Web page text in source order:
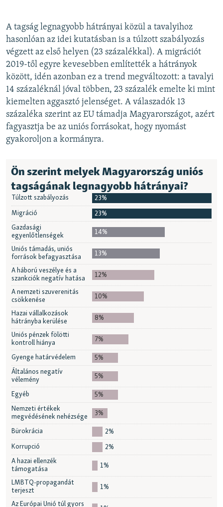
A tagság legnagyobb hátrányai közül a tavalyihoz
hasonlóan az idei kutatásban is a túlzott szabályozás
végzett az első helyen (23 százalékkal). A migrációt
2019-től egyre kevesebben említették a hátrányok
között, idén azonban ez a trend megváltozott: a tavalyi
14 százaléknál jóval többen, 23 százalék emelte ki mint
kiemelten aggasztó jelenséget. A válaszadók 13
százaléka szerint az EU támadja Magyarországot, azért
fagyasztja be az uniós forrásokat, hogy nyomást
gyakoroljon a kormányra.